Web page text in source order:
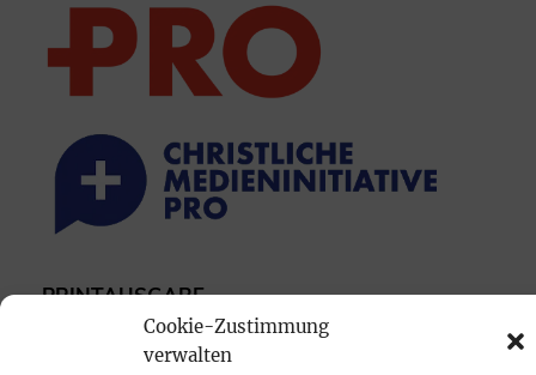
Cookie-Zustimmung
verwalten
PRINTAUSGABE
Mediadaten